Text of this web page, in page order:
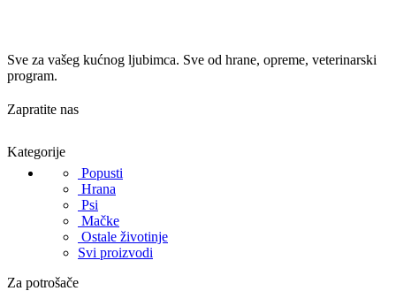
Sve za vašeg kućnog ljubimca. Sve od hrane, opreme, veterinarski
program.
Zapratite nas
Kategorije
Popusti
Hrana
Psi
Mačke
Ostale životinje
Svi proizvodi
Za potrošače